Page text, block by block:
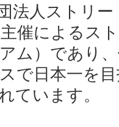
法人ストリ
催によるス
ム）であり
で日本一を
ています。